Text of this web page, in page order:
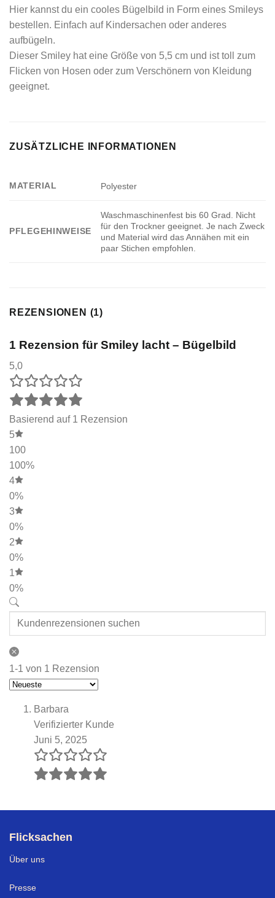
Hier kannst du ein cooles Bügelbild in Form eines Smileys
bestellen. Einfach auf Kindersachen oder anderes
aufbügeln.
Dieser Smiley hat eine Größe von 5,5 cm und ist toll zum
Flicken von Hosen oder zum Verschönern von Kleidung
geeignet.
ZUSÄTZLICHE INFORMATIONEN
MATERIAL Polyester
PFLEGEHINWEISE
Waschmaschinenfest bis 60 Grad. Nicht
für den Trockner geeignet. Je nach Zweck
und Material wird das Annähen mit ein
paar Stichen empfohlen.
REZENSIONEN (1)
1 Rezension fürSmiley lacht – Bügelbild
5,0
Basierend auf 1 Rezension
5
100
100%
4
0%
3
0%
2
0%
1
0%
1-1 von 1 Rezension
Barbara
Verifizierter Kunde
Juni 5, 2025
Flicksachen
Über uns
Presse